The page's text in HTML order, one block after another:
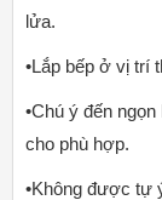
lửa.
•Lắp bếp ở vị trí
•Chú ý đến
cho phù hợp.
•Không được tự